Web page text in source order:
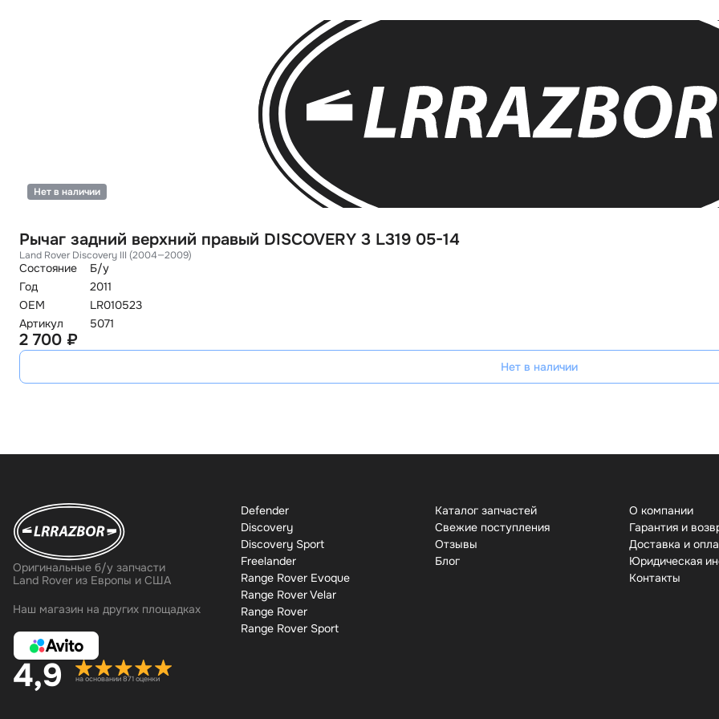
Рычаг задний верхний правый DISCOVERY 3 L319 05-14
Land Rover Discovery III (2004—2009)
Состояние
Б/у
Год
2011
OEM
LR010523
Артикул
5071
Нет в наличии
2 700 ₽
Нет в наличии
Оригинальные б/у запчасти
Land Rover из Европы и США
Наш магазин на других площадках
4,9 на основании 871 оценки
Defender
Discovery
Discovery Sport
Freelander
Range Rover Evoque
Range Rover Velar
Range Rover
Range Rover Sport
Каталог запчастей
Свежие поступления
Отзывы
Бло
О компании
Гарантия и
Доставка и
Юридическая
Контакты